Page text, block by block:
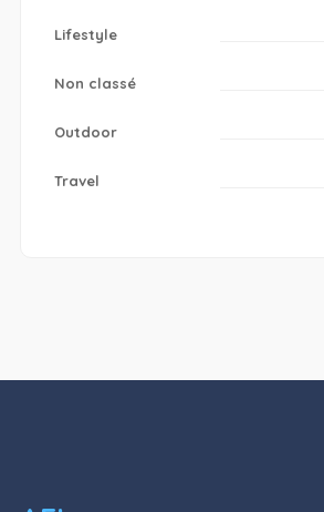
Lifestyle
Non classé
Outdoor
Travel